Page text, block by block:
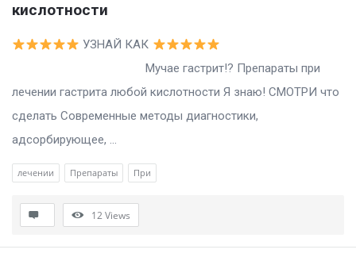
кислотности
УЗНАЙ КАК
Мучае гастрит!? Препараты при
лечении гастрита любой кислотности Я знаю! СМОТРИ что
сделать Современные методы диагностики,
адсорбирующее, ...
лечении Препараты При
12Views